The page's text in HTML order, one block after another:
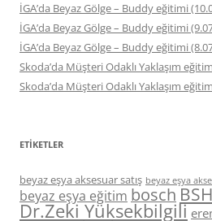
İGA’da Beyaz Gölge – Buddy eğitimi
İGA’da Beyaz Gölge – Buddy eğitimi
İGA’da Beyaz Gölge – Buddy eğitimi
Skoda’da Müşteri Odaklı Yaklaşım
Skoda’da Müşteri Odaklı Yaklaşım
ETIKETLER
beyaz eşya aksesuar satış beyaz eşya
beyaz eşya eğitim boschBSH
Dr.Zeki Yüksekbilgili